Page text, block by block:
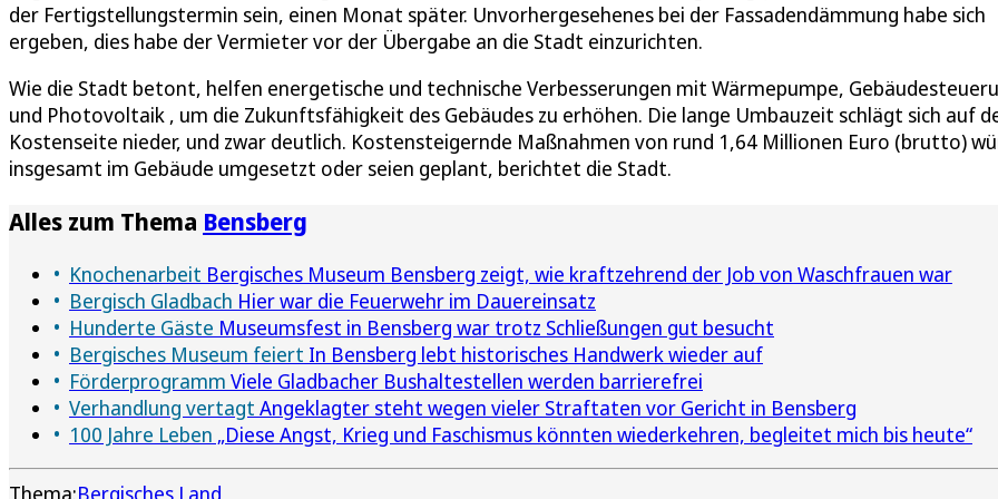
der Fertigstellungstermin sein, einen Monat später. Unvorhergesehenes bei der Fassadendämmung habe sich
ergeben, dies habe der Vermieter vor der Übergabe an die Stadt einzurichten.
Wie die Stadt betont, helfen energetische und technische Verbesserungen mit Wärmepumpe,
und Photovoltaik , um die Zukunftsfähigkeit des Gebäudes zu erhöhen. Die lange Umbauzeit schlägt sich auf
Kostenseite nieder, und zwar deutlich. Kostensteigernde Maßnahmen von rund 1,64 Millionen Euro (brutto)
insgesamt im Gebäude umgesetzt oder seien geplant, berichtet die Stadt.
Alles zum Thema Bensberg
Knochenarbeit Bergisches Museum Bensberg zeigt, wie kraftzehrend der Job von Waschfrauen war
Bergisch Gladbach Hier war die Feuerwehr im Dauereinsatz
Hunderte Gäste Museumsfest in Bensberg war trotz Schließungen gut besucht
Bergisches Museum feiert In Bensberg lebt historisches Handwerk wieder auf
Förderprogramm Viele Gladbacher Bushaltestellen werden barrierefrei
Verhandlung vertagt Angeklagter steht wegen vieler Straftaten vor Gericht in Bensberg
100 Jahre Leben „Diese Angst, Krieg und Faschismus könnten wiederkehren, begleitet mich bis heute“
Thema:Bergisches Land